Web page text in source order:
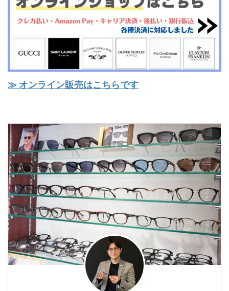
≫ オンライン販売はこちらです